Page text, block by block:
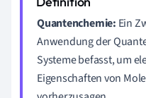
Quantenchemie: Ein
Anwendung der
Systeme befasst, um
Eigenschaften von